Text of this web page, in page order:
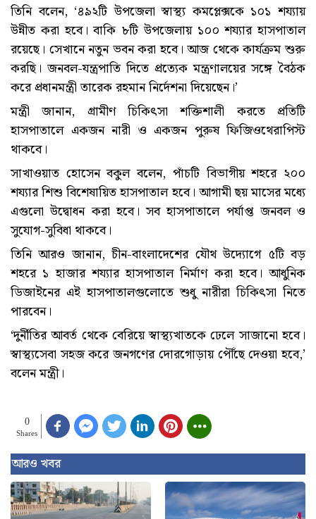
তিনি বলেন, ‘৪৯২টি উপজেলা স্বাস্থ্য কমপ্লেক্সকে ১০১ শয্যায়
উন্নীত করা হবে। বাকি ৮টি উপজেলায় ১০০ শয্যার হাসপাতাল
রয়েছে। সেখানে নতুন ভবন করা হবে। আজ থেকে কার্যক্রম শুরু
করছি। জনবল-যন্ত্রপাতি দিতে প্রত্যেক মন্ত্রণালয়ের সঙ্গে বৈঠক
করে প্রধানমন্ত্রী তারেক রহমান নির্দেশনা দিয়েছেন।’
মন্ত্রী জানান, গ্রামীণ চিকিৎসা শক্তিশালী করতে প্রতিটি
হাসপাতালে একজন নারী ও একজন পুরুষ ফিজিওথেরাপিস্ট
থাকবে।
সাখাওয়াত হোসেন বকুল বলেন, পাঁচটি বিভাগীয় শহরে ২০০
শয্যার শিশু বিশেষায়িত হাসপাতাল হবে। আগামী ছয় মাসের মধ্যে
এগুলো উদ্বোধন করা হবে। সব হাসপাতালে পর্যাপ্ত জনবল ও
সুযোগ-সুবিধা থাকবে।
তিনি আরও জানান, চীন-বাংলাদেশের যৌথ উদ্যোগে ৫টি বড়
শহরে ১ হাজার শয্যার হাসপাতাল নির্মাণ করা হবে। আধুনিক
ডিজাইনের এই হাসপাতালগুলোতে শুধু নারীরা চিকিৎসা নিতে
পারবেন।
‘দুর্নীতির আবর্ত থেকে বেরিয়ে স্বাস্থ্যখাতকে ঢেলে সাজানো হবে।
স্বাস্থ্যসেবা সহজ করে জনগণের দোরগোড়ায় পৌঁছে দেওয়া হবে,’
বলেন মন্ত্রী।
0
Shares
আরও খবর